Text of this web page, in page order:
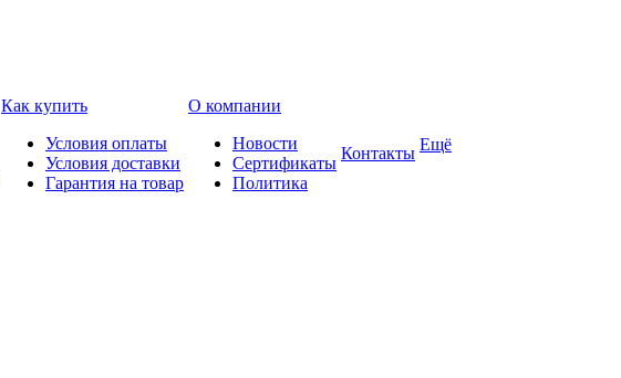
Как купить
Условия оплаты
Условия доставки
Гарантия на товар
О компании
Новости
Сертификаты
Политика
Контакты Ещё